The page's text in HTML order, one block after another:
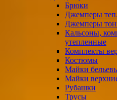
Брюки
Джемперы
Джемперы
Кальсоны,
утепленные
Комплекты
Костюмы
Майки
Майки
Рубашки
Трусы